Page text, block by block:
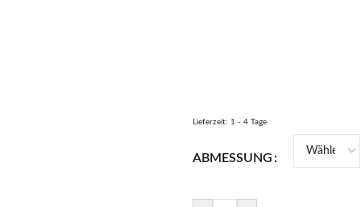
Lieferzeit: 1 - 4 Tage
ABMESSUNG